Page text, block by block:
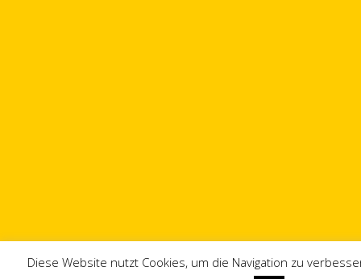
Diese Website nutzt Cookies, um die Navigation zu